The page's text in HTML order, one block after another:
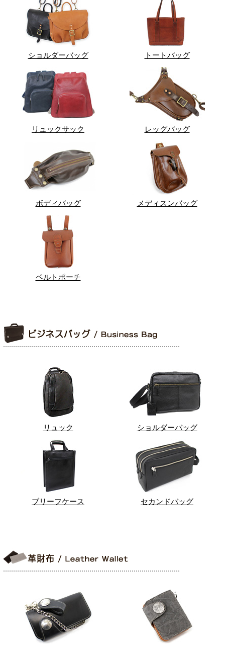
ショルダーバッグ トートバッグ
リュックサック レッグバッグ
ボディバッグ メディスンバッグ
ベルトポーチ
リュック ショルダーバッグ
ブリーフケース セカンドバッグ